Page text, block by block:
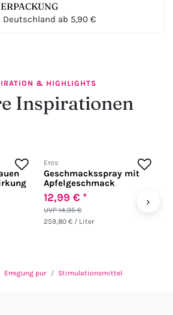
Deutschland ab 5,90 €
& HIGHLIGHTS
Inspirationen
Eros
Geschmacksspray mit
Apfelgeschmack
UVP 14,95 €
12,99 € *
259,80 € / Liter
›
Erregung pur Stimulationsmittel